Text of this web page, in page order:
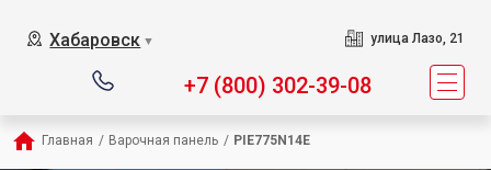
Хабаровск ▼ улица Лазо, 21
+7 (800) 302-39-08
Главная / Варочная панель / PIE775N14E